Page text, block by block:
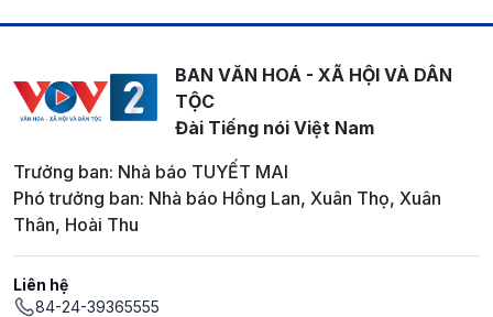
BAN VĂN HOÁ - XÃ HỘI VÀ DÂN
TỘC
Đài Tiếng nói Việt Nam
Trưởng ban: Nhà báo TUYẾT MAI
Phó trưởng ban: Nhà báo Hồng Lan, Xuân Thọ, Xuân
Thân, Hoài Thu
Liên hệ
84-24-39365555